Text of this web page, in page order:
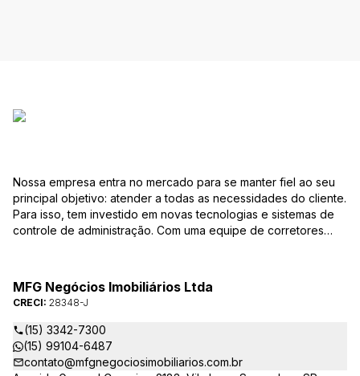
Nossa empresa entra no mercado para se manter fiel ao seu
principal objetivo: atender a todas as necessidades do cliente.
Para isso, tem investido em novas tecnologias e sistemas de
controle de administração. Com uma equipe de corretores
comerciais, terrenos etc. para compra e venda. As consultas
podem ser feitas por telefone, pessoalmente, ou pela Internet,
pela pesquisa para Vendas. Um módulo de super busca irá
pesquisar entre as ofertas o imóvel com as características que
você procura. em instantes você terá as informações sobre o
resultado, podendo, inclusive marcar visita ou pesquisar
MFG Negócios Imobiliários Ltda
CRECI: 28348-J
(15) 3342-7300
(15) 99104-6487
contato@mfgnegociosimobiliarios.com.br